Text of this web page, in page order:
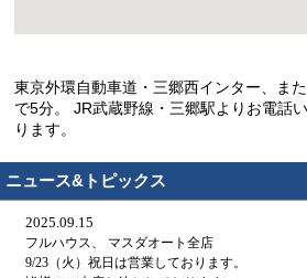
東京外環自動車道・三郷西インター、ま
で5分。 JR武蔵野線・三郷駅よりお電話
ります。
ニュース&トピックス